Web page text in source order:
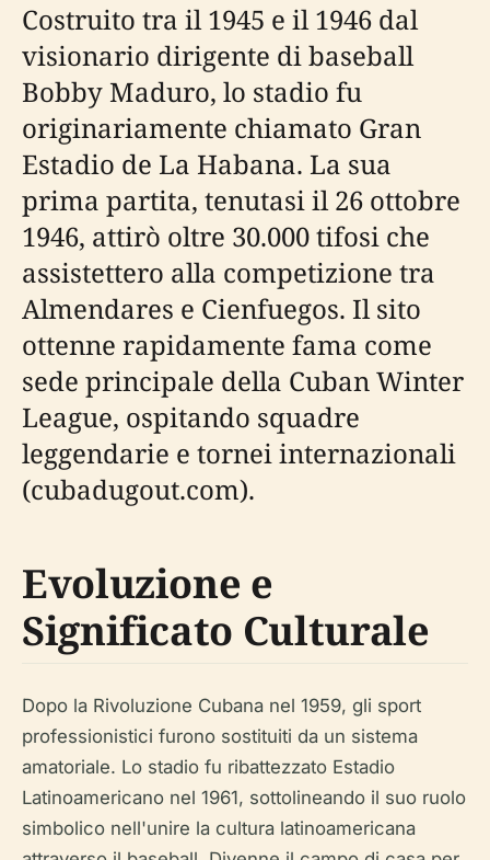
Costruito tra il 1945 e il 1946 dal
visionario dirigente di baseball
Bobby Maduro, lo stadio fu
originariamente chiamato Gran
Estadio de La Habana. La sua
prima partita, tenutasi il 26 ottobre
1946, attirò oltre 30.000 tifosi che
assistettero alla competizione tra
Almendares e Cienfuegos. Il sito
ottenne rapidamente fama come
sede principale della Cuban Winter
League, ospitando squadre
leggendarie e tornei internazionali
(cubadugout.com).
Evoluzione e
Significato Culturale
Dopo la Rivoluzione Cubana nel 1959, gli sport
professionistici furono sostituiti da un sistema
amatoriale. Lo stadio fu ribattezzato Estadio
Latinoamericano nel 1961, sottolineando il suo ruolo
simbolico nell'unire la cultura latinoamericana